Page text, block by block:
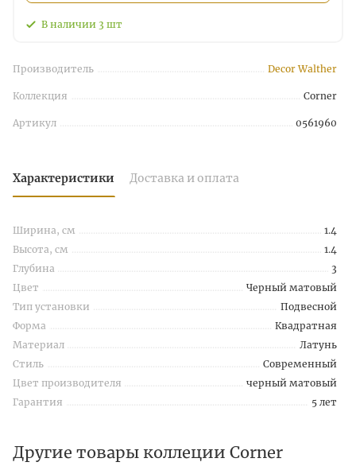
В наличии 3 шт
Производитель Decor Walther
Коллекция Corner
Артикул 0561960
Характеристики Доставка и оплата
Ширина, см
1.4
Высота, см
1.4
Глубина
3
Цвет
Черный матовый
Тип установки
Подвесной
Форма
Квадратная
Материал
Латунь
Стиль
Современный
Цвет производителя
черный матовый
Гарантия
5 лет
Другие товары коллеции Corner